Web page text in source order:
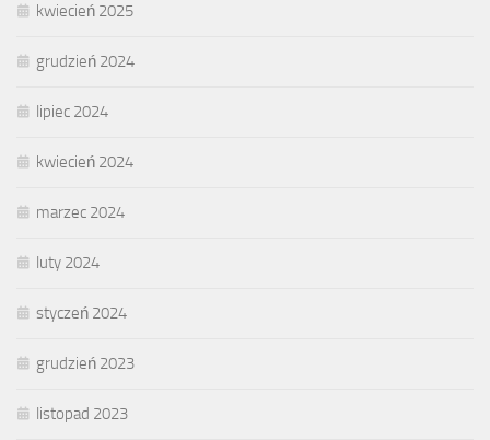
kwiecień 2025
grudzień 2024
lipiec 2024
kwiecień 2024
marzec 2024
luty 2024
styczeń 2024
grudzień 2023
listopad 2023